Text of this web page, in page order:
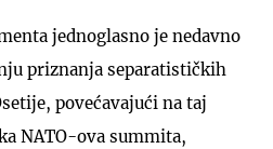
jednoglasno je nedavno
priznanja separatističkih
povećavajući na taj
NATO-ova summita,